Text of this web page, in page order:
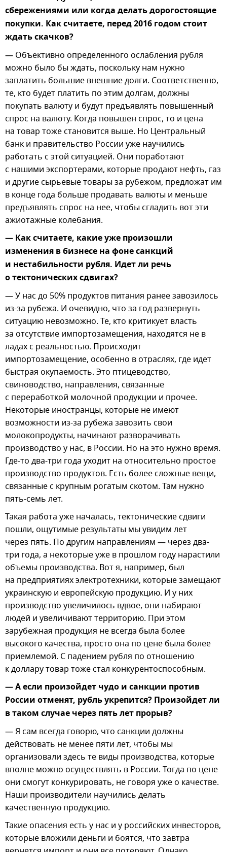
сбережениями или когда делать дорогостоящие
покупки. Как считаете, перед 2016 годом стоит
ждать скачков?
— Объективно определенного ослабления рубля
можно было бы ждать, поскольку нам нужно
заплатить большие внешние долги. Соответственно,
те, кто будет платить по этим долгам, должны
покупать валюту и будут предъявлять повышенный
спрос на валюту. Когда повышен спрос, то и цена
на товар тоже становится выше. Но Центральный
банк и правительство России уже научились
работать с этой ситуацией. Они поработают
с нашими экспортерами, которые продают нефть, газ
и другие сырьевые товары за рубежом, предложат им
в конце года больше продавать валюты и меньше
предъявлять спрос на нее, чтобы сгладить вот эти
ажиотажные колебания.
— Как считаете, какие уже произошли
изменения в бизнесе на фоне санкций
и нестабильности рубля. Идет ли речь
о тектонических сдвигах?
— У нас до 50% продуктов питания ранее завозилось
из-за рубежа. И очевидно, что за год развернуть
ситуацию невозможно. Те, кто критикует власть
за отсутствие импортозамещения, находятся не в
ладах с реальностью. Происходит
импортозамещение, особенно в отраслях, где идет
быстрая окупаемость. Это птицеводство,
свиноводство, направления, связанные
с переработкой молочной продукции и прочее.
Некоторые иностранцы, которые не имеют
возможности из-за рубежа завозить свои
молокопродукты, начинают разворачивать
производство у нас, в России. Но на это нужно время.
Где-то два-три года уходит на относительно простое
производство продуктов. Есть более сложные вещи,
связанные с крупным рогатым скотом. Там нужно
пять-семь лет.
Такая работа уже началась, тектонические сдвиги
пошли, ощутимые результаты мы увидим лет
через пять. По другим направлениям — через два-
три года, а некоторые уже в прошлом году нарастили
объемы производства. Вот я, например, был
на предприятиях электротехники, которые замещают
украинскую и европейскую продукцию. И у них
производство увеличилось вдвое, они набирают
людей и увеличивают территорию. При этом
зарубежная продукция не всегда была более
высокого качества, просто она по цене была более
приемлемой. С падением рубля по отношению
к доллару товар тоже стал конкурентоспособным.
— А если произойдет чудо и санкции против
России отменят, рубль укрепится? Произойдет ли
в таком случае через пять лет прорыв?
— Я сам всегда говорю, что санкции должны
действовать не менее пяти лет, чтобы мы
организовали здесь те виды производства, которые
вполне можно осуществлять в России. Тогда по цене
они смогут конкурировать, не говоря уже о качестве.
Наши производители научились делать
качественную продукцию.
Такие опасения есть у нас и у российских инвесторов,
которые вложили деньги и боятся, что завтра